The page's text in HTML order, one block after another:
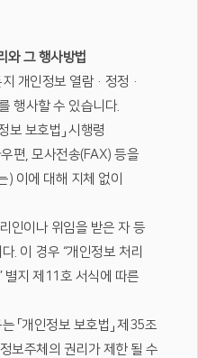
와 그 행사방법
지 개인정보 열람·정정·
행사할 수 있습니다.
보 보호법」 시행령
편, 모사전송(FAX) 등을
) 이에 대해 지체 없이
인이나 위임을 받은 자 등
. 이 경우 “개인정보 처리
지 제11호 서식에 따른
「개인정보 보호법」 제35조
보주체의 권리가 제한 될 수